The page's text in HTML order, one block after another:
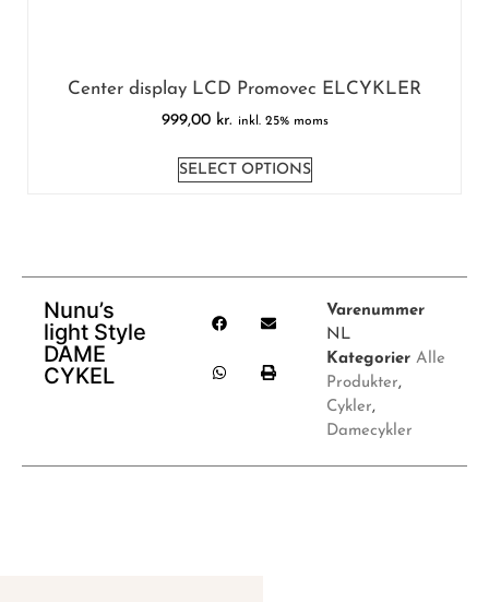
Center display LCD Promovec ELCYKLER
999,00 kr. inkl. 25% moms
SELECT OPTIONS
Nunu’s
light Style
DAME
CYKEL
Varenummer
NL
Kategorier Alle
Produkter,
Cykler,
Damecykler